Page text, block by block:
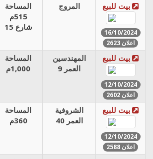
المساحة
515م
شارع 15
المروج
16/10/2024
اعلان 2623
المساحة
1,000م
المهندسين
العمر 9
12/10/2024
اعلان 2602
المساحة
360م
الشروفية
العمر 40
12/10/2024
اعلان 2588